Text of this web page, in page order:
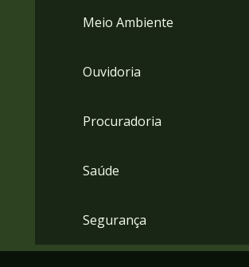
Meio Ambiente
Ouvidoria
Procuradoria
Saúde
Segurança